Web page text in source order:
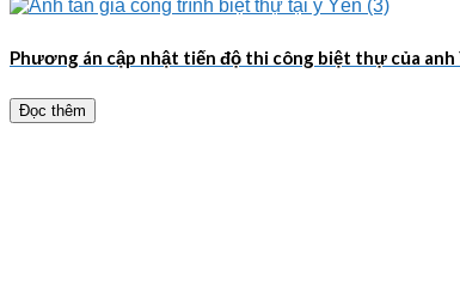
Phương án cập nhật tiến độ thi công biệt thự của anh
Đọc thêm